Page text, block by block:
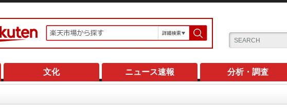
文化 ニュース速報 分析・調査